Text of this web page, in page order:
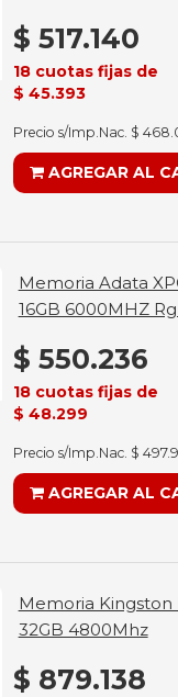
$ 517.140
18 cuotas fijas de
$ 45.393
Precio s/Imp.Nac. $
AGREGAR AL
Memoria Adata
16GB 6000MHZ
$ 550.236
18 cuotas fijas de
$ 48.299
Precio s/Imp.Nac. $
AGREGAR AL
Memoria Kingston
32GB 4800Mhz
$ 879.138